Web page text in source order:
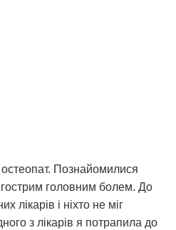
Познайомилися
головним болем. До
лікарів і ніхто не міг
з лікарів я потрапила до